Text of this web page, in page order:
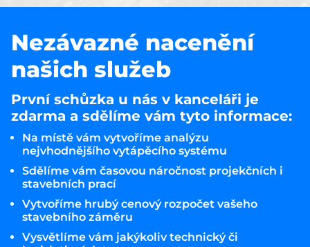
Nezávazné nacenění
našich služeb
První schůzka u nás v kanceláři je
zdarma a sdělíme vám tyto informace:
Na místě vám vytvoříme analýzu
nejvhodnějšího vytápěcího systému
Sdělíme vám časovou náročnost projekčních i
stavebních prací
Vytvoříme hrubý cenový rozpočet vašeho
stavebního záměru
Vysvětlíme vám jakýkoliv technický či